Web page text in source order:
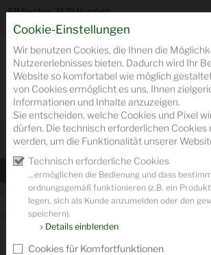
Cookie-Einstellungen
Wir benutzen Cookies, die Ihnen die
Nutzererlebnisses bieten. Dadurch wird Ihr
Website so komfortabel wie möglich
von Cookies ermöglicht es uns, Ihnen
Informationen und Inhalte anzuzeigen.
Sie entscheiden, welche Cookies und Pixel
dürfen. Die technisch erforderlichen Cookies
werden, um die Funktionalität unserer
Technisch erforderliche Cookies
...ermöglichen die Bedienung und dass
ordnungsgemäß funktionieren (z.B. ein
legen, sich als Kunde anzumelden oder den
speichern).
Details einblenden
Cookies für Komfortfunktionen
EP:Farcher, 3170 Hainfeld
ANGEBOTSPRODUKTE